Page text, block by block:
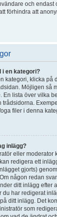
och endast
förhindra att
i en kategori?
kategori, klicka på
Möjligen så
En lista över vilka
trådsidorna.
filer i denna
inlägg?
eller moderator
redigera ett
gjorts)
någon redan
ditt inlägg efter
du har redigerat
ditt inlägg. Det
som